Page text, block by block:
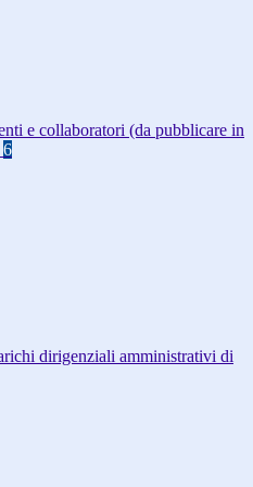
e collaboratori (da pubblicare in
6
dirigenziali amministrativi di